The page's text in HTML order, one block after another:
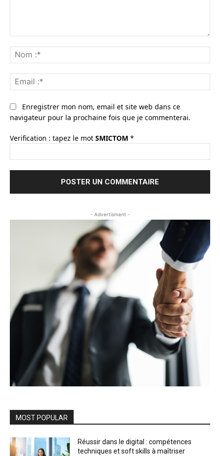
:*
:*
Enregistrer mon nom, email et site web dans ce
navigateur pour la prochaine fois que je commenterai.
Verification : tapez le mot SMICTOM *
- Advertisment -
MOST POPULAR
Réussir dans le digital : compétences
techniques et soft skills à maîtriser